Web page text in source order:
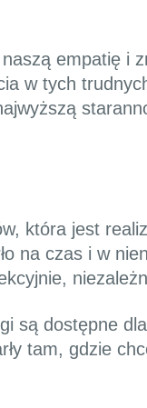
empatię i
w tych
która jest
na czas i w
są dostępne
tam, gdzie